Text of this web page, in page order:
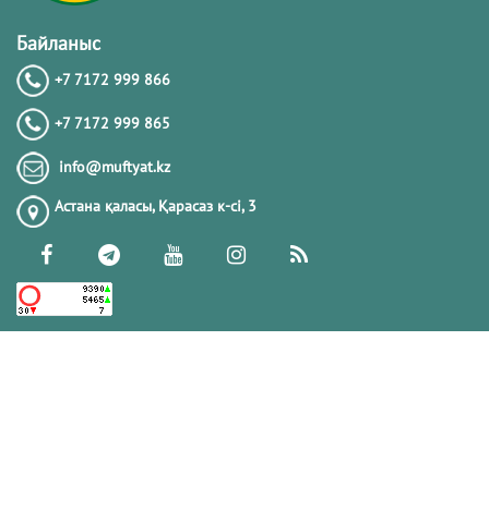
Байланыс
+7 7172 999 866
+7 7172 999 865
info@muftyat.kz
Астана қаласы, Қарасаз к-сi, 3